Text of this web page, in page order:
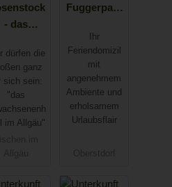
- das
in
im
Allgäu
dürfen die
ganz
sich sein:
"das
im Allgäu"
Fuggerpark
Ferienwohn
ung in
Oberstdorf
Ihr
Feriendomizil
mit
angenehmem
Ambiente und
erholsamem
Urlaubsflair